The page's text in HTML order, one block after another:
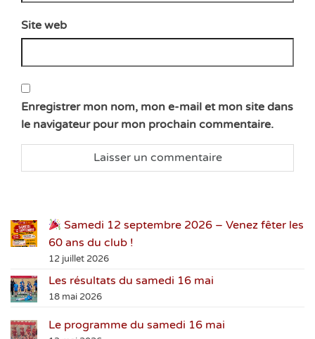
Site web
Enregistrer mon nom, mon e-mail et mon site dans
le navigateur pour mon prochain commentaire.
Samedi 12 septembre 2026 – Venez fêter les
60 ans du club !
12 juillet 2026
Les résultats du samedi 16 mai
18 mai 2026
Le programme du samedi 16 mai